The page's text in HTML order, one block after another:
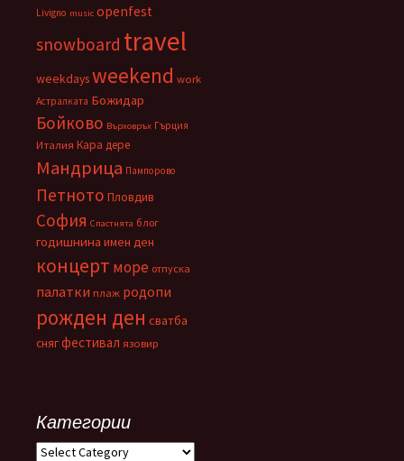
Livigno music openfest
snowboard travel
weekdaysweekend work
Астралката Божидар
Бойково Върховръх Гърция
Италия Кара дере
Мандрица Пампорово
Петното Пловдив
София Спастнята блог
годишнина имен ден
концерт море отпуска
палатки плаж родопи
рожден ден сватба
снягфестивал язовир
Категории
Категории